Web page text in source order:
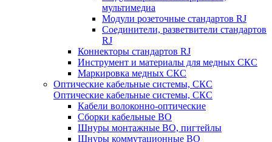
мультимедиа
Модули розеточные стандартов RJ
Соединители, разветвители стандартов
RJ
Коннекторы стандартов RJ
Инструмент и материалы для медных СКС
Маркировка медных СКС
Оптические кабельные системы, СКС
Оптические кабельные системы, СКС
Кабели волоконно-оптические
Сборки кабельные ВО
Шнуры монтажные ВО, пигтейлы
Шнуры коммутационные ВО